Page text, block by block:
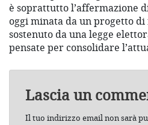
è soprattutto l’affermazione
oggi minata da un progetto
sostenuto da una legge
pensate per consolidare
Lascia un
Il tuo indirizzo email non sarà